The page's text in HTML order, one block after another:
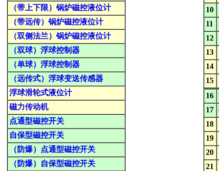
（带上下限）锅炉磁控液位计
（带远传）锅炉磁控液位计
（双侧法兰）锅炉磁控液位计
（双球）浮球控制器
（单球）浮球控制器
（远传式）浮球变送传感器
浮球滑轮式液位计
磁力传动机
点通型磁控开关
自保型磁控开关
（防爆）点通型磁控开关
（防爆）自保型磁控开关
10
11
12
13
14
15
16
17
18
19
20
21